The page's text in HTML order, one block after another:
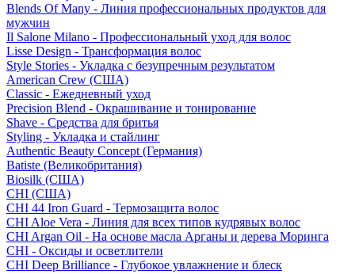
Blends Of Many - Линия профессиональных продуктов для
мужчин
Il Salone Milano - Профессиональный уход для волос
Lisse Design - Трансформация волос
Style Stories - Укладка с безупречным результатом
American Crew (США)
Classic - Ежедневный уход
Precision Blend - Окрашивание и тонирование
Shave - Средства для бритья
Styling - Укладка и стайлинг
Authentic Beauty Concept (Германия)
Batiste (Великобритания)
Biosilk (США)
CHI (США)
CHI 44 Iron Guard - Термозащита волос
CHI Aloe Vera - Линия для всех типов кудрявых волос
CHI Argan Oil - На основе масла Арганы и дерева Моринга
CHI - Оксиды и осветлители
CHI Deep Brilliance - Глубокое увлажнение и блеск